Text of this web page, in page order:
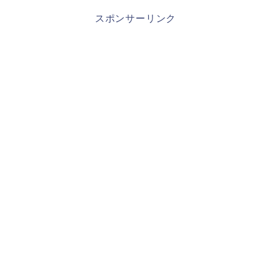
スポンサーリンク